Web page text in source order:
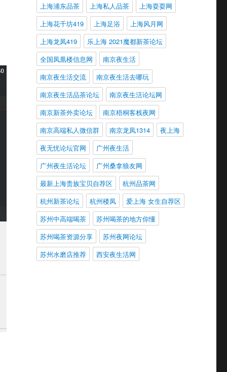
上海浦东品茶
上海私人品茶
上海耍耍网
上海花千坊419
上海足浴
上海风月网
上海龙凤419
乐上海 2021魔都新茶论坛
全国凤凰楼信息网
南京夜生活
南京夜生活交流
南京夜生活去哪玩
南京夜生活品茶论坛
南京夜生活论坛网
南京新茶外卖论坛
南京梧桐客栈夜网
南京高端私人微信群
南京龙凤1314
夜上海
夜无忧论坛官网
广州夜生活
广州夜生活论坛
广州桑拿狼友网
最新上海贵族宝贝自荐区
杭州品茶网
杭州新茶论坛
杭州楼凤
爱上海 女生自荐区
苏州中高端喝茶
苏州喝茶的地方你懂
苏州喝茶资源分享
苏州夜网论坛
苏州水磨店推荐
西安夜生活网